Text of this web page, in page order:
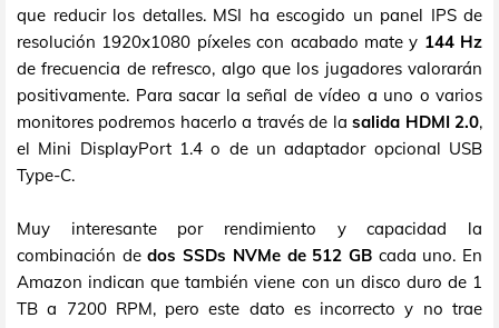
que reducir los detalles. MSI ha escogido un panel IPS de
resolución 1920x1080 píxeles con acabado mate y 144 Hz
de frecuencia de refresco, algo que los jugadores valorarán
positivamente. Para sacar la señal de vídeo a uno o varios
monitores podremos hacerlo a través de lasalida HDMI 2.0,
el Mini DisplayPort 1.4 o de un adaptador opcional USB
Type-C.
Muy interesante por rendimiento y capacidad la
combinación dedos SSDs NVMe de 512 GBcada uno. En
Amazon indican que también viene con un disco duro de 1
TB a 7200 RPM, pero este dato es incorrecto y no trae